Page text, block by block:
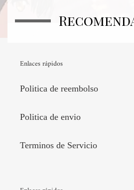
Enlaces rápidos
Politica de reembolso
Politica de envio
Terminos de Servicio